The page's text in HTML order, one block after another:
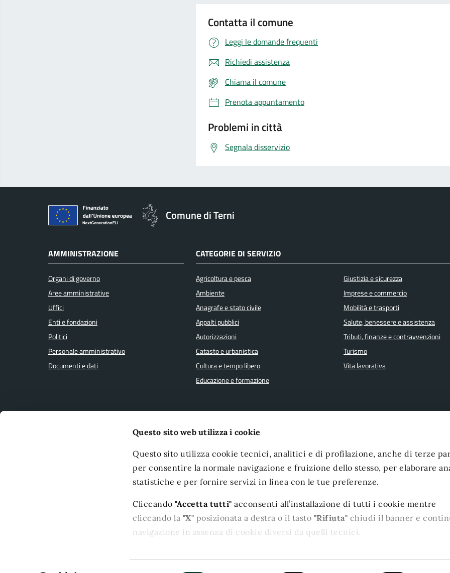
Questo sito web utilizza i cookie
Questo sito utilizza cookie tecnici, analitici e di profilazione, anche di terze
per consentire la normale navigazione e fruizione dello stesso, per elaborare
statistiche e per fornire servizi in linea con le tue preferenze.
Cliccando "Accetta tutti" acconsenti all’installazione di tutti i cookie mentre
cliccando la "X" posizionata a destra o il tasto "Rifiuta" chiudi il banner e
navigazione in assenza di cookie diversi da quelli tecnici.
Contatta il comune
Leggi le domande frequenti
Richiedi assistenza
Chiama il comune
Prenota appuntamento
Problemi in città
Segnala disservizio
Comune di Terni
AMMINISTRAZIONE
Organi di governo
Aree amministrative
Uffici
Enti e fondazioni
Politici
Personale amministrativo
Documenti e dati
CATEGORIE DI SERVIZIO
Agricoltura e pesca
Ambiente
Anagrafe e stato civile
Appalti pubblici
Autorizzazioni
Catasto e urbanistica
Cultura e tempo libero
Educazione e formazione
Giustizia e sicurezza
Imprese e commercio
Mobilità e trasporti
Salute, benessere e assistenza
Tributi, finanze e contravvenzioni
Turismo
Vita lavorativa
Piazza M. Ridolfi, 1 - 05100 Terni
C.F./P.IVA: 00175660554
+39-0744-5491
+39-0744-426000
Prenotazione appuntamento
Segnalazione disservizio
Obiettivi di accessibilità
Albo Pretorio
Dichiarazione di accessibilità